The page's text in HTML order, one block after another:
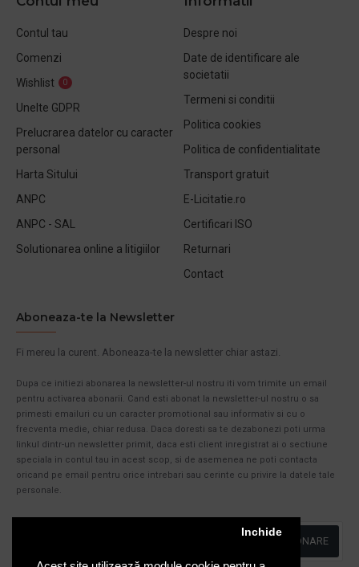
Inchide
Contul tau
Comenzi
Wishlist
0
Unelte GDPR
Prelucrarea datelor cu caracter
personal
Harta Sitului
ANPC
ANPC - SAL
Solutionarea online a litigiilor
Despre noi
Date de identificare ale
societatii
Termeni si conditii
Politica cookies
Politica de confidentialitate
Transport gratuit
E-Licitatie.ro
Certificari ISO
Returnari
Contact
Aboneaza-te la Newsletter
Fi mereu la curent. Aboneaza-te la newsletter chiar astazi.
Dupa ce initiezi abonarea la newsletter-ul nostru iti vom trimite un email
pentru activarea abonarii. Cand esti abonat la newsletter-ul nostru o sa
primesti emailuri cu un caracter promotional sau informativ si cu o
frecventa medie, chiar redusa. Daca doresti sa te dezabonezi poti urma
linkul dintr-un newsletter primit, daca esti client inregistrat ai o sectiune
speciala in contul tau in acest scop, si de asemenea ne poti contacta
oricand pe email pentru orice intrebari sau cerinte cu privire la datele tale
personale.
ABONARE